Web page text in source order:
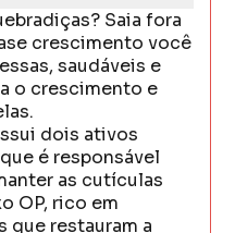
Saia fora
crescimento você
saudáveis e
o crescimento e
dois ativos
é responsável
as cutículas
OP, rico em
que restauram a